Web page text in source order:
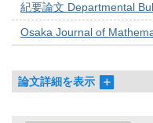
紀要論文 Departmental
Osaka Journal of
論文詳細を表示